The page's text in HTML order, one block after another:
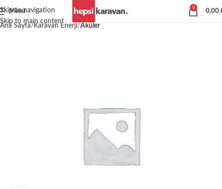
Skip to navigation
Skip to main content
Menü
0
0,00
Ana Sayfa Karavan Enerji Aküler